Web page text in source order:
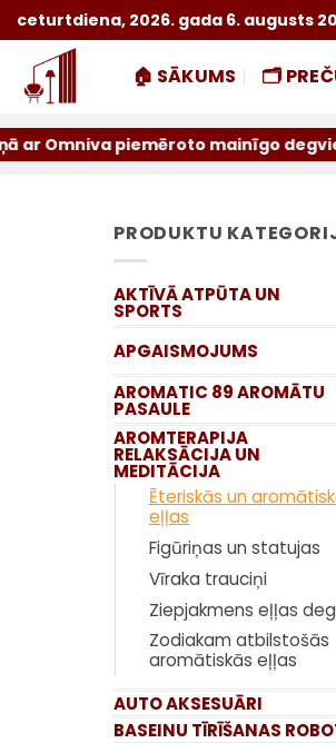
Skip
to
content
ceturtdiena, 2026. gada 6. augusts
🏠 SĀKUMS 🗂️
piemēroto mainīgo degvielas
PRODUKTU
AKTĪVĀ ATPŪTA UN
SPORTS
APGAISMOJUMS
AROMATIC 89 AROMĀTU
PASAULE
AROMTERAPIJA
RELAKSĀCIJA UN
MEDITĀCIJA
Ēteriskās un
eļļas
Figūriņas un statujas
Vīraka trauciņi
Ziepjakmens eļļas
Zodiakam atbilstošās
aromātiskās eļļas
AUTO AKSESUĀRI
BASEINU TĪRĪŠANAS